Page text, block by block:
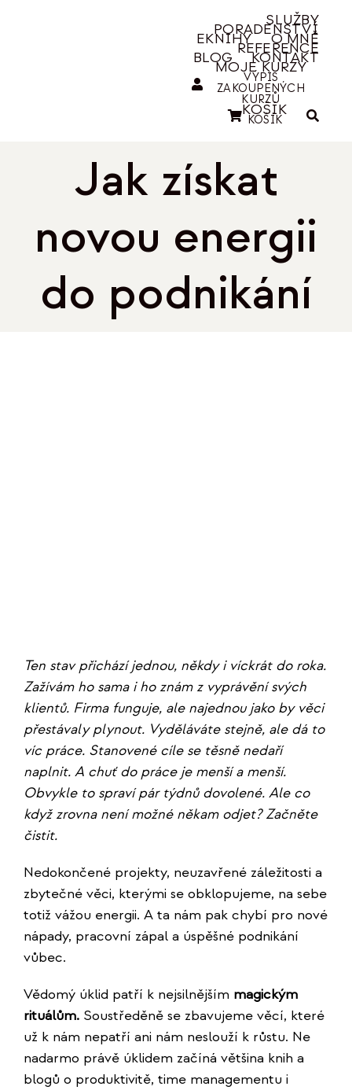
SLUŽBY
PORADENSTVÍ
EKNIHY O MNĚ
REFERENCE
BLOG KONTAKT
MOJE KURZY
VÝPIS
ZAKOUPENÝCH
KURZŮ
KOŠÍK
KOŠÍK
Jak získat
novou energii
do podnikání
Ten stav přichází jednou, někdy i víckrát do roka.
Zažívám ho sama i ho znám z vyprávění svých
klientů. Firma funguje, ale najednou jako by věci
přestávaly plynout. Vyděláváte stejně, ale dá to
víc práce. Stanovené cíle se těsně nedaří
naplnit. A chuť do práce je menší a menší.
Obvykle to spraví pár týdnů dovolené. Ale co
když zrovna není možné někam odjet? Začněte
čistit.
Nedokončené projekty, neuzavřené záležitosti a
zbytečné věci, kterými se obklopujeme, na sebe
totiž vážou energii. A ta nám pak chybí pro nové
nápady, pracovní zápal a úspěšné podnikání
vůbec.
Vědomý úklid patří k nejsilnějším magickým
rituálům. Soustředěně se zbavujeme věcí, které
už k nám nepatří ani nám neslouží k růstu. Ne
nadarmo právě úklidem začíná většina knih a
blogů o produktivitě, time managementu i